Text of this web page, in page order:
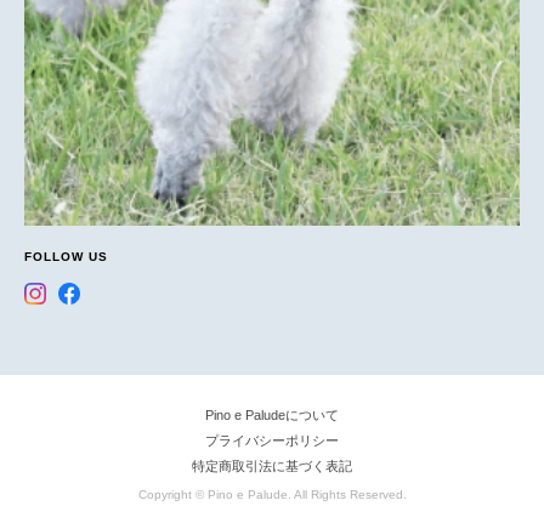
FOLLOW US
Pino e Paludeについて
プライバシーポリシー
特定商取引法に基づく表記
Copyright © Pino e Palude. All Rights Reserved.